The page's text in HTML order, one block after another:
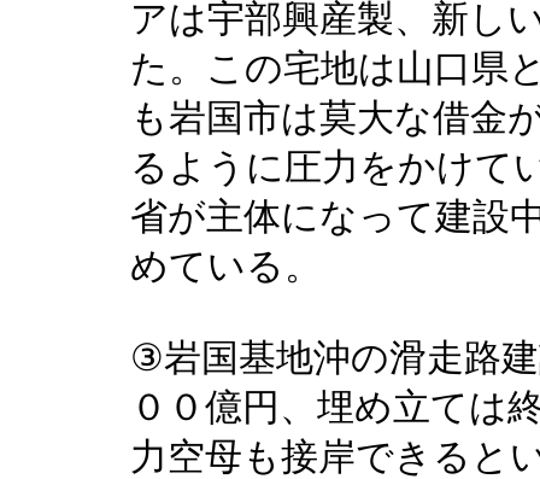
アは宇部興産製、新し
た。この宅地は山口県
も岩国市は莫大な借金
るように圧力をかけて
省が主体になって建設
めている。
③岩国基地沖の滑走路
００億円、埋め立ては
力空母も接岸できると